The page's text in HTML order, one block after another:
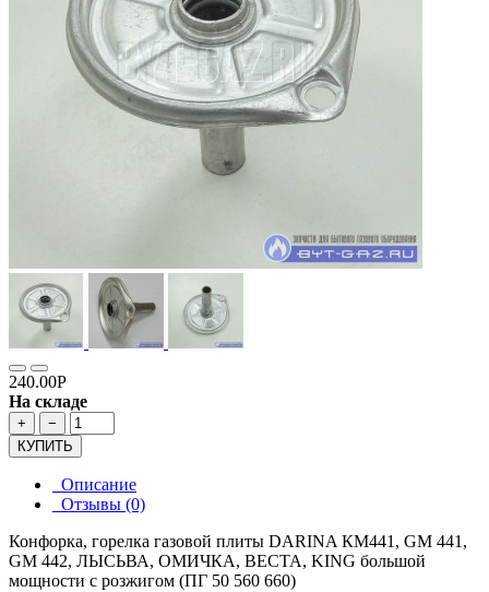
240.00Р
На складе
+
−
КУПИТЬ
Описание
Отзывы (0)
Конфорка, горелка газовой плиты DARINA КМ441, GM 441,
GM 442, ЛЫСЬВА, ОМИЧКА, ВЕСТА, KING большой
мощности с розжигом (ПГ 50 560 660)